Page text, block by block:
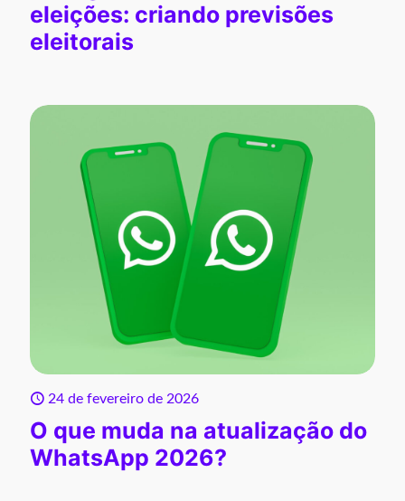
eleições: criando previsões
eleitorais
24 de fevereiro de 2026
O que muda na atualização do
WhatsApp 2026?